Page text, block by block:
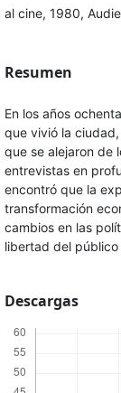
al cine, 1980,
Resumen
En los años
que vivió la
que se alejaron de
entrevistas en
encontró que la
transformación
cambios en las
libertad del
Descargas